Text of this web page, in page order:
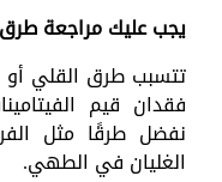
يجب عليك مراجعة
تتسبب طرق القلي
فقدان قيم
نفضل طرقًا مثل
الغليان في الطهي.